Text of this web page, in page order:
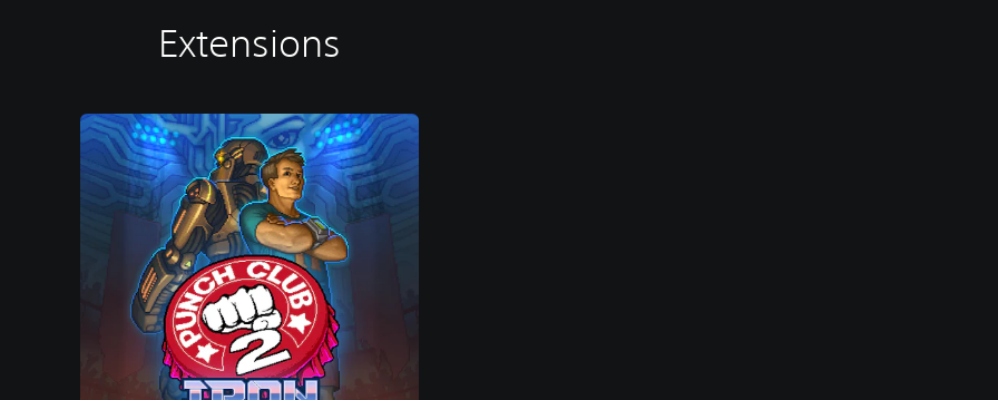
Extensions